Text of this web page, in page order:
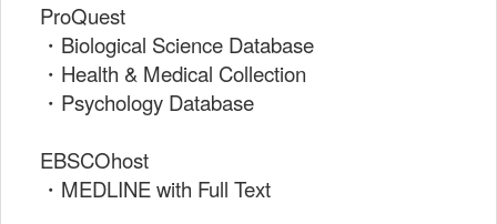
ProQuest
・Biological Science Database
・Health & Medical Collection
・Psychology Database
EBSCOhost
・MEDLINE with Full Text